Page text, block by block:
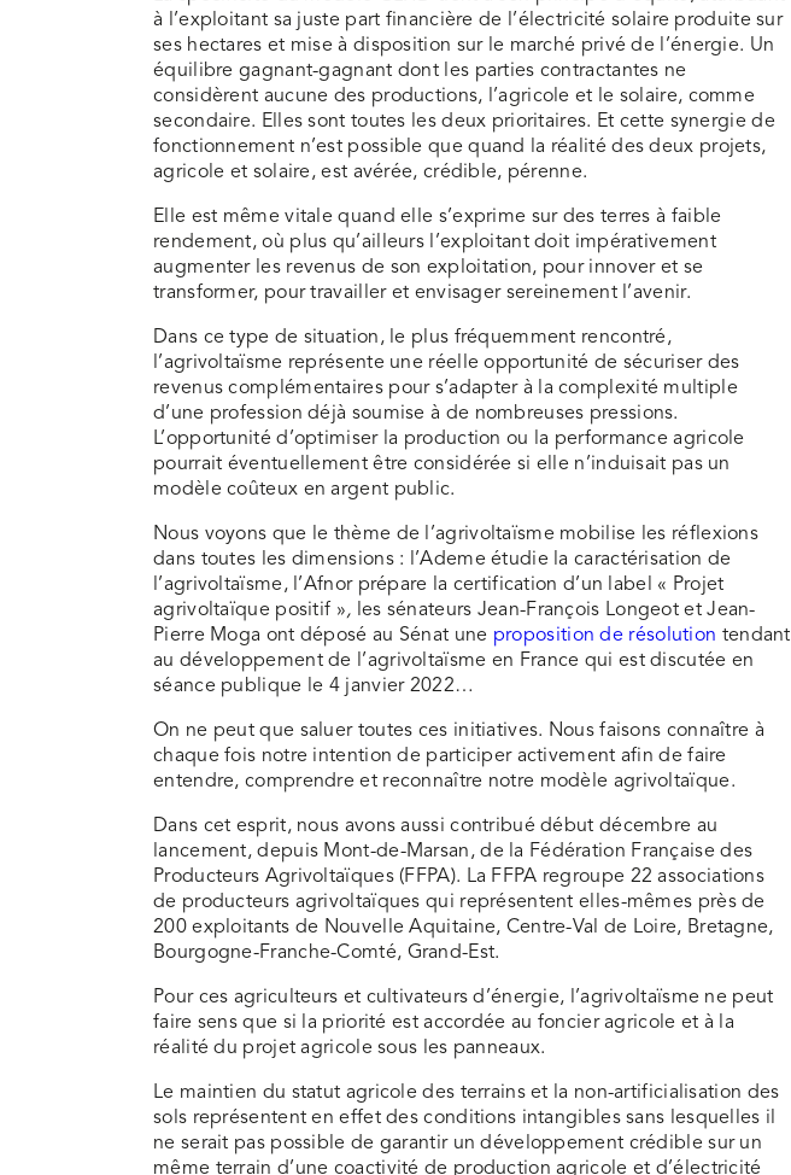
à l’exploitant sa juste part financière de l’électricité solaire produite sur
ses hectares et mise à disposition sur le marché privé de l’énergie. Un
équilibre gagnant-gagnant dont les parties contractantes ne
considèrent aucune des productions, l’agricole et le solaire, comme
secondaire. Elles sont toutes les deux prioritaires. Et cette synergie de
fonctionnement n’est possible que quand la réalité des deux projets,
agricole et solaire, est avérée, crédible, pérenne.
Elle est même vitale quand elle s’exprime sur des terres à faible
rendement, où plus qu’ailleurs l’exploitant doit impérativement
augmenter les revenus de son exploitation, pour innover et se
transformer, pour travailler et envisager sereinement l’avenir.
Dans ce type de situation, le plus fréquemment rencontré,
l’agrivoltaïsme représente une réelle opportunité de sécuriser des
revenus complémentaires pour s’adapter à la complexité multiple
d’une profession déjà soumise à de nombreuses pressions.
L’opportunité d’optimiser la production ou la performance agricole
pourrait éventuellement être considérée si elle n’induisait pas un
modèle coûteux en argent public.
Nous voyons que le thème de l’agrivoltaïsme mobilise les réflexions
dans toutes les dimensions : l’Ademe étudie la caractérisation de
l’agrivoltaïsme, l’Afnor prépare la certification d’un label « Projet
agrivoltaïque positif », les sénateurs Jean-François Longeot et Jean-
Pierre Moga ont déposé au Sénat une proposition de résolution tendant
au développement de l’agrivoltaïsme en France qui est discutée en
séance publique le 4 janvier 2022…
On ne peut que saluer toutes ces initiatives. Nous faisons connaître à
chaque fois notre intention de participer activement afin de faire
entendre, comprendre et reconnaître notre modèle agrivoltaïque.
Dans cet esprit, nous avons aussi contribué début décembre au
lancement, depuis Mont-de-Marsan, de la Fédération Française des
Producteurs Agrivoltaïques (FFPA). La FFPA regroupe 22 associations
de producteurs agrivoltaïques qui représentent elles-mêmes près de
200 exploitants de Nouvelle Aquitaine, Centre-Val de Loire, Bretagne,
Bourgogne-Franche-Comté, Grand-Est.
Pour ces agriculteurs et cultivateurs d’énergie, l’agrivoltaïsme ne peut
faire sens que si la priorité est accordée au foncier agricole et à la
réalité du projet agricole sous les panneaux.
Le maintien du statut agricole des terrains et la non-artificialisation des
sols représentent en effet des conditions intangibles sans lesquelles il
ne serait pas possible de garantir un développement crédible sur un
même terrain d’une coactivité de production agricole et d’électricité